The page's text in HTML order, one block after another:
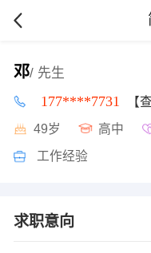
邓/ 先生
177****7731 【
49岁 高中
工作经验
求职意向